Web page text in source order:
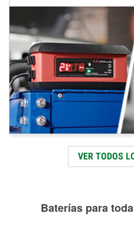
VER TODOS
Baterías para